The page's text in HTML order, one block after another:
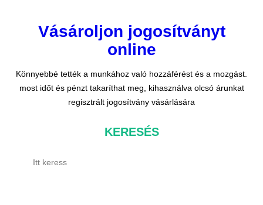
Vásároljon jogosítványt
online
Könnyebbé tették a munkához való hozzáférést és a mozgást.
most időt és pénzt takaríthat meg, kihasználva olcsó árunkat
regisztrált jogosítvány vásárlására
KERESÉS